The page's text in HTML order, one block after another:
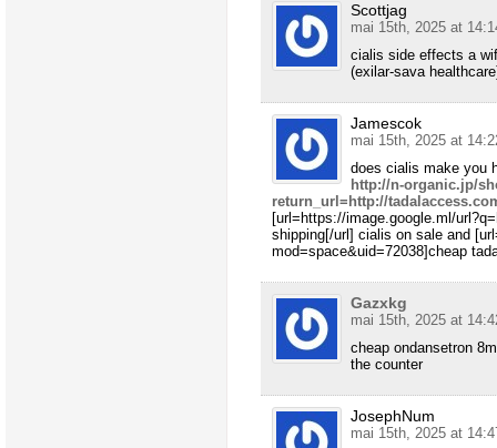
Scottjag
mai 15th, 2025 at
cialis side effects a
(exilar-sava
Jamescok
mai 15th, 2025 at
does cialis make you
http://n-organic.jp/
return_url=http://
[url=https://image.google.ml/
shipping[/url] cialis on sale and
mod=space&uid=72038]cheap
Gazxkg
mai 15th, 2025 at
cheap ondansetron
the counter
JosephNum
mai 15th, 2025 at